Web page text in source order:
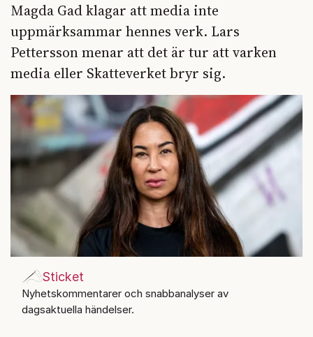
Magda Gad klagar att media inte
uppmärksammar hennes verk. Lars
Pettersson menar att det är tur att varken
media eller Skatteverket bryr sig.
Sticket
Nyhetskommentarer och snabbanalyser av
dagsaktuella händelser.